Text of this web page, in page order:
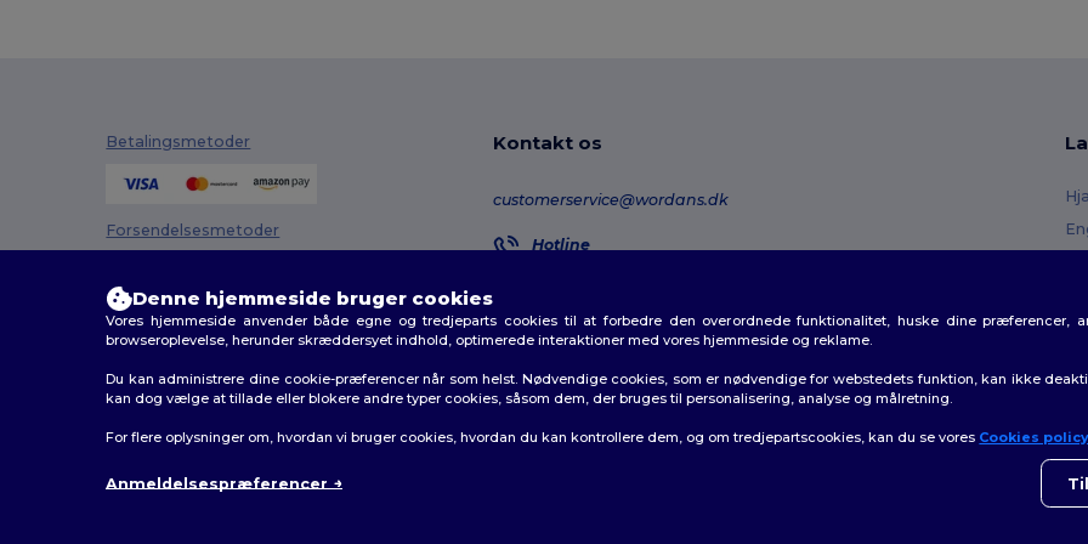
Premier (1)
Proact (15)
Promodoro (11)
Regatta (70)
Result Core (11)
Result Urban
Betalingsmetoder
Forsendelsesmetoder
Kontakt os
customerservice@wordans.dk
Hotline
Ordresporing
2026. Alle rettigheder forbeholdes
Denne hjemmeside bruger cookies
Vores hjemmeside anvender både egne og tredjeparts cookies til at forbedre den overordnede funktionalitet, huske dine præferencer,
browseroplevelse, herunder skræddersyet indhold, optimerede interaktioner med vores hjemmeside og reklame.
Du kan administrere dine cookie-præferencer når som helst. Nødvendige cookies, som er nødvendige for webstedets funktion, kan ikke
kan dog vælge at tillade eller blokere andre typer cookies, såsom dem, der bruges til personalisering, analyse og målretning.
For flere oplysninger om, hvordan vi bruger cookies, hvordan du kan kontrollere dem, og om tredjepartscookies, kan du se vores Cookies policy
Anmeldelsespræferencer
👋